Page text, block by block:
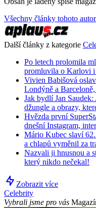
Všechny články tohoto
Další články z kategorie
Po letech prolomila
promluvila o Karlovi i
Vivien Babišová
Londýně a
Jak bydlí Jan
džungle a obrazy,
Hvězda první
dnešní Instagram,
Mário Kubec slaví
a chlapů vyměnil za
Nazvali ji hnusnou a
který nikdo nečekal!
Zobrazit více
Celebrity
Vybrali jsme pro vás